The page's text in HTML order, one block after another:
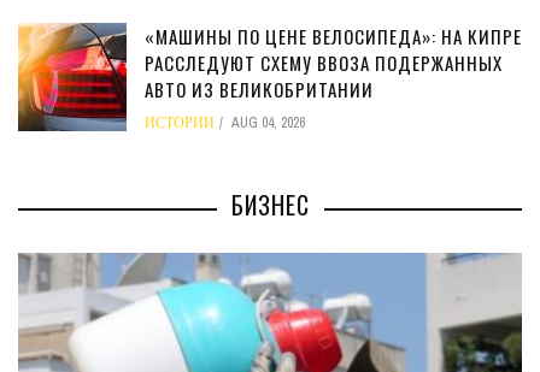
«МАШИНЫ ПО ЦЕНЕ ВЕЛОСИПЕДА»: НА КИПРЕ
РАССЛЕДУЮТ СХЕМУ ВВОЗА ПОДЕРЖАННЫХ
АВТО ИЗ ВЕЛИКОБРИТАНИИ
ИСТОРИИ AUG 04, 2026
БИЗНЕС